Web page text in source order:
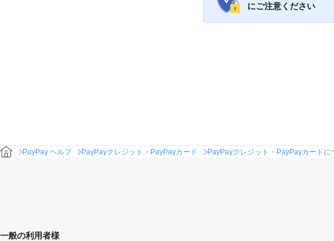
にご注意ください
PayPay ヘルプ PayPayクレジット・PayPayカード PayPayクレジット・PayPayカードに
一般の利用者様